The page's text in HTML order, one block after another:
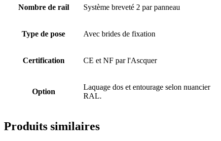
Nombre de rail Système breveté 2 par panneau
Type de pose Avec brides de fixation
Certification CE et NF par l'Ascquer
Option
Laquage dos et entourage selon nuancier
RAL.
Produits similaires